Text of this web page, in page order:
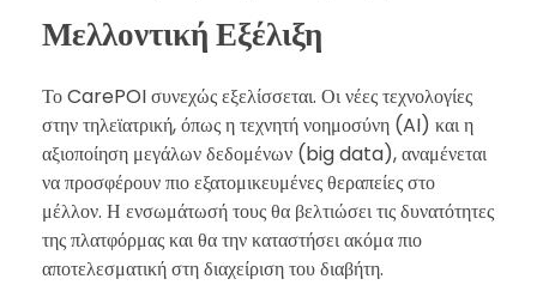
Μελλοντική Εξέλιξη
Το CarePOI συνεχώς εξελίσσεται. Οι νέες τεχνολογίες
στην τηλεϊατρική, όπως η τεχνητή νοημοσύνη (AI) και η
αξιοποίηση μεγάλων δεδομένων (big data), αναμένεται
να προσφέρουν πιο εξατομικευμένες θεραπείες στο
μέλλον. Η ενσωμάτωσή τους θα βελτιώσει τις δυνατότητες
της πλατφόρμας και θα την καταστήσει ακόμα πιο
αποτελεσματική στη διαχείριση του διαβήτη.